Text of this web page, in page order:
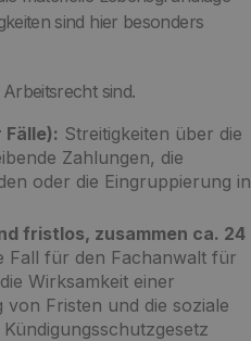
sind hier besonders
sind.
Streitigkeiten über die
Zahlungen, die
oder die Eingruppierung in
fristlos, zusammen ca. 24
Fall für den Fachanwalt für
Wirksamkeit einer
von Fristen und die soziale